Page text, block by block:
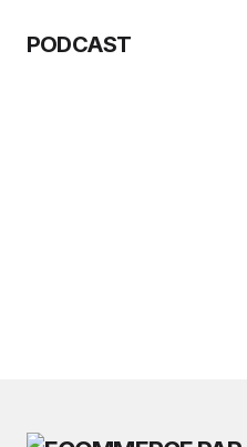
PODCAST